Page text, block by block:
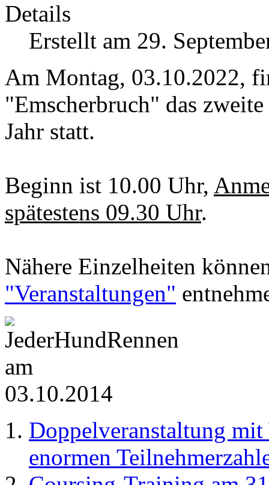
Details
Erstellt am 29.
Am Montag, 03.10.2022,
"Emscherbruch" das
Jahr statt.
Beginn ist 10.00 Uhr,
spätestens 09.30 Uhr.
Nähere Einzelheiten
"Veranstaltungen"
Doppelveranstaltung
enormen